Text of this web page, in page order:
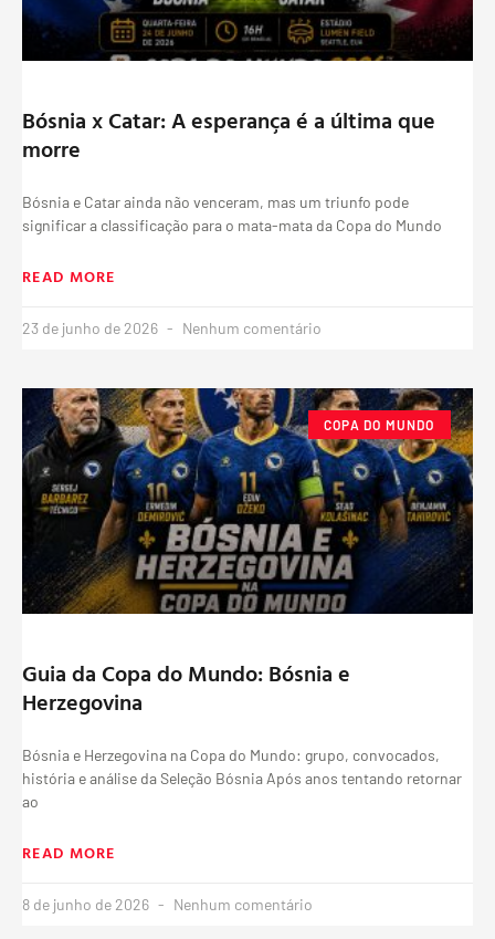
Bósnia x Catar: A esperança é a última que
morre
Bósnia e Catar ainda não venceram, mas um triunfo pode
significar a classificação para o mata-mata da Copa do Mundo
READ MORE
23 de junho de 2026 Nenhum comentário
COPA DO MUNDO
Guia da Copa do Mundo: Bósnia e
Herzegovina
Bósnia e Herzegovina na Copa do Mundo: grupo, convocados,
história e análise da Seleção Bósnia Após anos tentando retornar
ao
READ MORE
8 de junho de 2026 Nenhum comentário